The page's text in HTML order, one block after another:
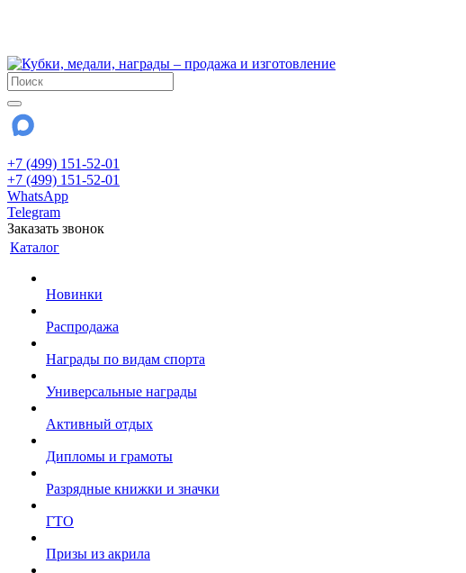
+7 (499) 151-52-01
+7 (499) 151-52-01
WhatsApp
Telegram
Заказать звонок
Каталог
Новинки
Распродажа
Награды по видам спорта
Универсальные награды
Активный отдых
Дипломы и грамоты
Разрядные книжки и значки
ГТО
Призы из акрила